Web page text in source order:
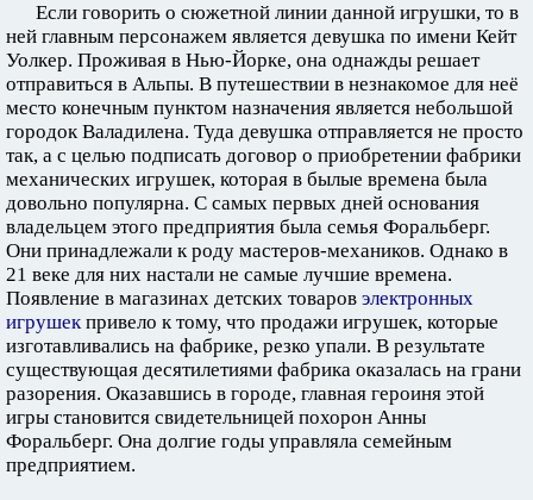
Если говорить о сюжетной линии данной игрушки, то в
ней главным персонажем является девушка по имени Кейт
Уолкер. Проживая в Нью-Йорке, она однажды решает
отправиться в Альпы. В путешествии в незнакомое для неё
место конечным пунктом назначения является небольшой
городок Валадилена. Туда девушка отправляется не просто
так, а с целью подписать договор о приобретении фабрики
механических игрушек, которая в былые времена была
довольно популярна. С самых первых дней основания
владельцем этого предприятия была семья Форальберг.
Они принадлежали к роду мастеров-механиков. Однако в
21 веке для них настали не самые лучшие времена.
Появление в магазинах детских товаров электронных
игрушекпривело к тому, что продажи игрушек, которые
изготавливались на фабрике, резко упали. В результате
существующая десятилетиями фабрика оказалась на грани
разорения. Оказавшись в городе, главная героиня этой
игры становится свидетельницей похорон Анны
Форальберг. Она долгие годы управляла семейным
предприятием.